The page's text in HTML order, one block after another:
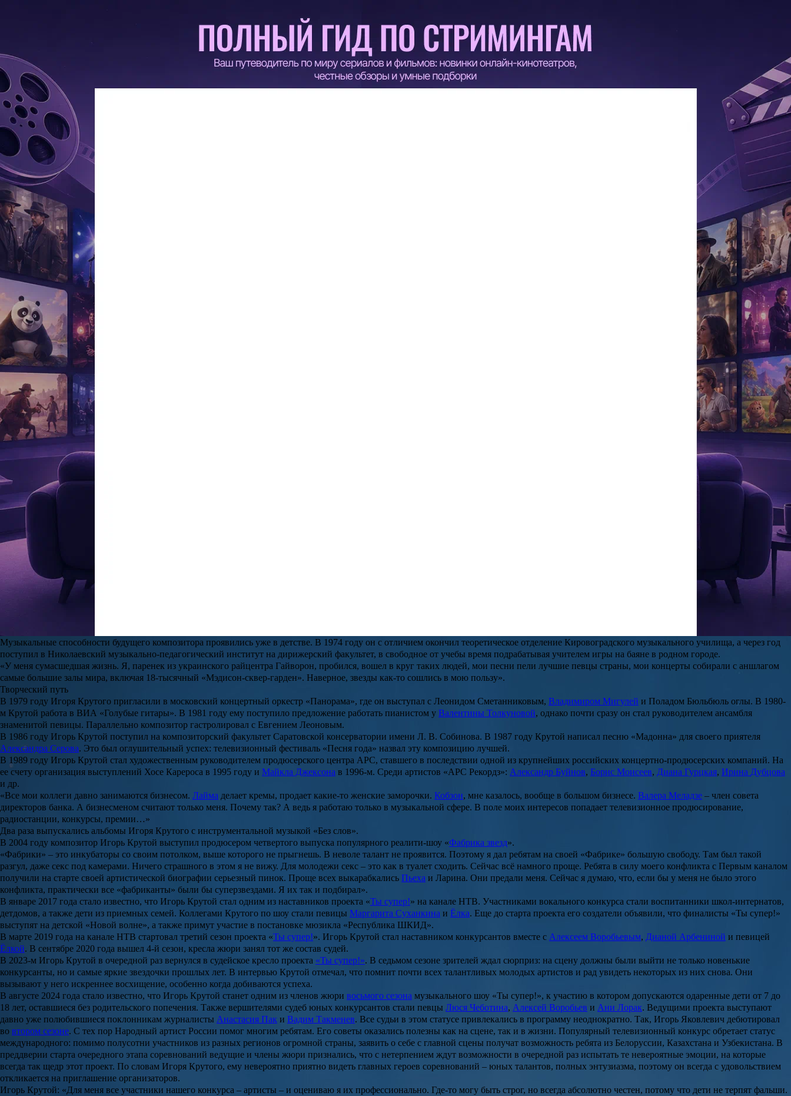
Эксклюзив Реалити
Фильмы Сериалы Шоу
#Быт #Деньги #Дети #Дом
Питомцы
# Путешествия # Российские звезды лайфстайл
новость
отношения #реалити #
Промокоды Островок Промокоды Отелло
Промокоды Снежная Королева
Издательство Рекламодателям
Персоны
Игорь Крутой
Композитор, Продюсер, Актер, Член жюри, Участник, Персонаж, Люди за кадром, Музыкант
Дата и место рождения:
Семейное положение:Елена Крутая (в разводе, 1 ребёнок), Ольга Крутая (в браке, 1 ребёнок)
Биография
Реклама
Игорь Крутой
Аллы Пугачевой
Голодовка и силикон: на что пошла Джованна Антонелли ради роли Жади в «Клоне»
Жади из «Клона» стала одной из самых узнаваемых героинь бразильских сериалов. Восточные наряды, выразительный макияж, роскошные волосы и эффектная фигура — над ее экранным
образом работала целая команда специалистов. Но и самой Джованне Антонелли пришлось немало постараться ради роли.
Читать полностью
Композитор Игорь Крутой является обладателем титула Народного артиста России и ордена «За заслуги перед Отечеством» IV степени.
Музыкальные способности будущего композитора проявились уже в детстве. В 1974 году он с отличием окончил теоретическое отделение Кировоградского музыкального училища, а через год
поступил в Николаевский музыкально-педагогический институт на дирижерский факультет, в свободное от учебы время подрабатывая учителем игры на баяне в родном городе.
«У меня сумасшедшая жизнь. Я, паренек из украинского райцентра Гайворон, пробился, вошел в круг таких людей, мои песни пели лучшие певцы страны, мои концерты собирали с аншлагом
самые большие залы мира, включая 18-тысячный «Мэдисон-сквер-гарден». Наверное, звезды как-то сошлись в мою пользу».
Творческий путь
В 1979 году Игоря Крутого пригласили в московский концертный оркестр «Панорама», где он выступал с Леонидом Сметанниковым, Владимиром Мигулей и Поладом Бюльбюль оглы. В 1980-
м Крутой работа в ВИА «Голубые гитары». В 1981 году ему поступило предложение работать пианистом у Валентины Толкуновой, однако почти сразу он стал руководителем ансамбля
знаменитой певицы. Параллельно композитор гастролировал с Евгением Леоновым.
В 1986 году Игорь Крутой поступил на композиторский факультет Саратовской консерватории имени Л. В. Собинова. В 1987 году Крутой написал песню «Мадонна» для своего приятеля
Александра Серова. Это был оглушительный успех: телевизионный фестиваль «Песня года» назвал эту композицию лучшей.
В 1989 году Игорь Крутой стал художественным руководителем продюсерского центра АРС, ставшего в последствии одной из крупнейших российских концертно-продюсерских компаний. На
ее счету организация выступлений Хосе Карероса в 1995 году и Майкла Джексона в 1996-м. Среди артистов «АРС Рекордз»: Александр Буйнов, Борис Моисеев, Диана Гурцкая, Ирина Дубцова
и др.
«Все мои коллеги давно занимаются бизнесом. Лайма делает кремы, продает какие-то женские заморочки. Кобзон, мне казалось, вообще в большом бизнесе. Валера Меладзе – член совета
директоров банка. А бизнесменом считают только меня. Почему так? А ведь я работаю только в музыкальной сфере. В поле моих интересов попадает телевизионное продюсирование,
радиостанции, конкурсы, премии…»
Два раза выпускались альбомы Игоря Крутого с инструментальной музыкой «Без слов».
В 2004 году композитор Игорь Крутой выступил продюсером четвертого выпуска популярного реалити-шоу «Фабрика звезд».
«Фабрики» – это инкубаторы со своим потолком, выше которого не прыгнешь. В неволе талант не проявится. Поэтому я дал ребятам на своей «Фабрике» большую свободу. Там был такой
разгул, даже секс под камерами. Ничего страшного в этом я не вижу. Для молодежи секс – это как в туалет сходить. Сейчас всё намного проще. Ребята в силу моего конфликта с Первым каналом
получили на старте своей артистической биографии серьезный пинок. Проще всех выкарабкались Пьеха и Ларина. Они предали меня. Сейчас я думаю, что, если бы у меня не было этого
конфликта, практически все «фабриканты» были бы суперзвездами. Я их так и подбирал».
В январе 2017 года стало известно, что Игорь Крутой стал одним из наставников проекта «Ты супер!» на канале НТВ. Участниками вокального конкурса стали воспитанники школ-интернатов,
детдомов, а также дети из приемных семей. Коллегами Крутого по шоу стали певицы Маргарита Суханкина и Ёлка. Еще до старта проекта его создатели объявили, что финалисты «Ты супер!»
выступят на детской «Новой волне», а также примут участие в постановке мюзикла «Республика ШКИД».
В марте 2019 года на канале НТВ стартовал третий сезон проекта «Ты супер!». Игорь Крутой стал наставником конкурсантов вместе с Алексеем Воробьевым, Дианой Арбениной и певицей
Ёлкой. В сентябре 2020 года вышел 4-й сезон, кресла жюри занял тот же состав судей.
В 2023-м Игорь Крутой в очередной раз вернулся в судейское кресло проекта «Ты супер!». В седьмом сезоне зрителей ждал сюрприз: на сцену должны были выйти не только новенькие
конкурсанты, но и самые яркие звездочки прошлых лет. В интервью Крутой отмечал, что помнит почти всех талантливых молодых артистов и рад увидеть некоторых из них снова. Они
вызывают у него искреннее восхищение, особенно когда добиваются успеха.
В августе 2024 года стало известно, что Игорь Крутой станет одним из членов жюри восьмого сезона музыкального шоу «Ты супер!», к участию в котором допускаются одаренные дети от 7 до
18 лет, оставшиеся без родительского попечения. Также вершителями судеб юных конкурсантов стали певцы Люся Чеботина, Алексей Воробьев и Ани Лорак. Ведущими проекта выступают
давно уже полюбившиеся поклонникам журналисты Анастасия Пак и Вадим Такменев. Все судьи в этом статусе привлекались в программу неоднократно. Так, Игорь Яковлевич дебютировал
во втором сезоне. С тех пор Народный артист России помог многим ребятам. Его советы оказались полезны как на сцене, так и в жизни. Популярный телевизионный конкурс обретает статус
международного: помимо полусотни участников из разных регионов огромной страны, заявить о себе с главной сцены получат возможность ребята из Белоруссии, Казахстана и Узбекистана. В
преддверии старта очередного этапа соревнований ведущие и члены жюри признались, что с нетерпением ждут возможности в очередной раз испытать те невероятные эмоции, на которые
всегда так щедр этот проект. По словам Игоря Крутого, ему невероятно приятно видеть главных героев соревнований – юных талантов, полных энтузиазма, поэтому он всегда с удовольствием
откликается на приглашение организаторов.
Игорь Крутой: «Для меня все участники нашего конкурса – артисты – и оцениваю я их профессионально. Где-то могу быть строг, но всегда абсолютно честен, потому что дети не терпят фальши.